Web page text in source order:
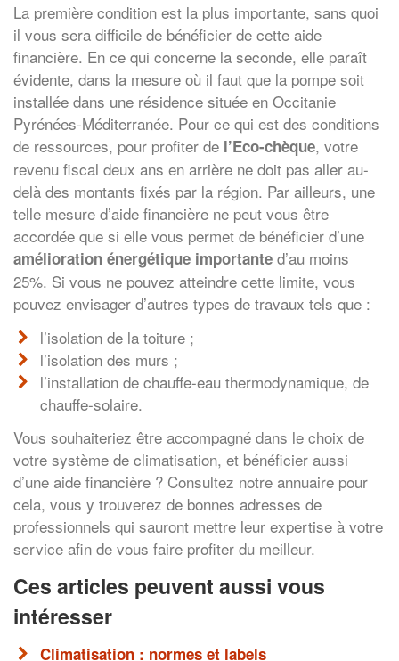
La première condition est la plus importante, sans quoi
il vous sera difficile de bénéficier de cette aide
financière. En ce qui concerne la seconde, elle paraît
évidente, dans la mesure où il faut que la pompe soit
installée dans une résidence située en Occitanie
Pyrénées-Méditerranée. Pour ce qui est des conditions
de ressources, pour profiter de l’Eco-chèque, votre
revenu fiscal deux ans en arrière ne doit pas aller au-
delà des montants fixés par la région. Par ailleurs, une
telle mesure d’aide financière ne peut vous être
accordée que si elle vous permet de bénéficier d’une
amélioration énergétique importante d’au moins
25%. Si vous ne pouvez atteindre cette limite, vous
pouvez envisager d’autres types de travaux tels que :
l’isolation de la toiture ;
l’isolation des murs ;
l’installation de chauffe-eau thermodynamique, de
chauffe-solaire.
Vous souhaiteriez être accompagné dans le choix de
votre système de climatisation, et bénéficier aussi
d’une aide financière ? Consultez notre annuaire pour
cela, vous y trouverez de bonnes adresses de
professionnels qui sauront mettre leur expertise à votre
service afin de vous faire profiter du meilleur.
Ces articles peuvent aussi vous
intéresser
Climatisation : normes et labels